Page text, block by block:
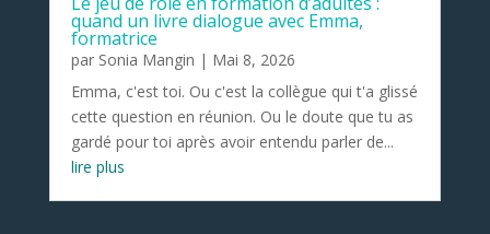
quand un livre dialogue avec Emma,
formatrice
par Sonia Mangin | Mai 8, 2026
Emma, c'est toi. Ou c'est la collègue qui t'a glissé
cette question en réunion. Ou le doute que tu as
gardé pour toi après avoir entendu parler de...
lire plus